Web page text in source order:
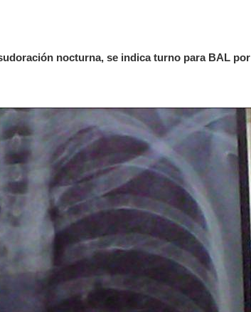
nocturna, se indica turno para BAL por